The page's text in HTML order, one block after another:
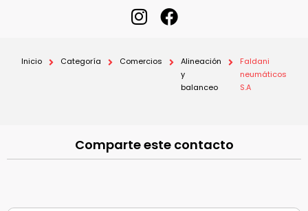
Inicio Categoría Comercios
Alineación
y
balanceo
Faldani
neumáticos
S.A
Comparte este contacto